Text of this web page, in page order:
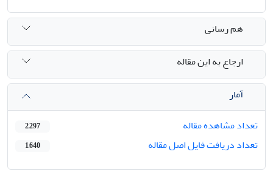
هم رسانی
ارجاع به این مقاله
آمار
تعداد مشاهده مقاله
2,297
تعداد دریافت فایل اصل مقاله 1,640